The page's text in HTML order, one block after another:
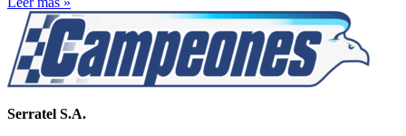
Serratel S.A.